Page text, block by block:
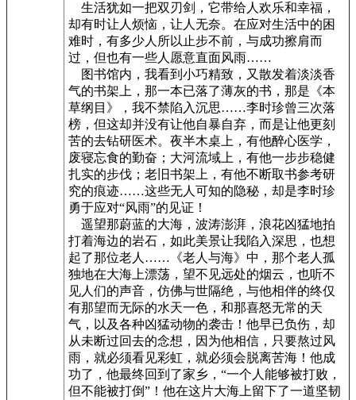
生活犹如一把双刃剑，它带给人欢乐和幸福，
却有时让人烦恼，让人无奈。在应对生活中的困
难时，有多少人所以止步不前，与成功擦肩而
过，但也有一些人愿意直面风雨……
图书馆内，我看到小巧精致，又散发着淡淡香
气的书架上，那一本已落了薄灰的书，那是《本
草纲目》，我不禁陷入沉思……李时珍曾三次落
榜，但这却并没有让他自暴自弃，而是让他更刻
苦的去钻研医术。夜半木桌上，有他醉心医学，
废寝忘食的勤奋；大河流域上，有他一步步稳健
扎实的步伐；老旧书架上，有他不断取书参考研
究的痕迹……这些无人可知的隐秘，却是李时珍
勇于应对“风雨”的见证！
遥望那蔚蓝的大海，波涛澎湃，浪花凶猛地拍
打着海边的岩石，如此美景让我陷入深思，也想
起了那位老人……《老人与海》中，那个老人孤
独地在大海上漂荡，望不见远处的烟云，也听不
见人们的声音，仿佛与世隔绝，与他相伴的终仅
有那望而无际的水天一色，和那喜怒无常的天
气，以及各种凶猛动物的袭击！他早已负伤，却
从未断过回去的念想，因为他相信，只要熬过风
雨，就必须看见彩虹，就必须会脱离苦海！他成
功了，他最终回到了家乡，“一个人能够被打败，
但不能被打倒”！他在这片大海上留下了一道坚韧